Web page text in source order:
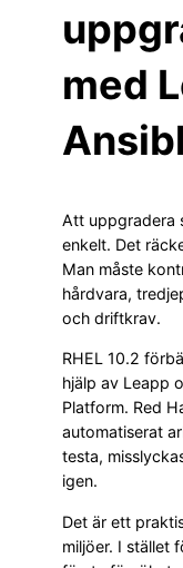
med
Att uppgradera
enkelt. Det
Man måste
hårdvara,
och driftkrav.
RHEL 10.2
hjälp av Leapp
Platform. Red
automatiserat
testa,
igen.
Det är ett
miljöer. I stället